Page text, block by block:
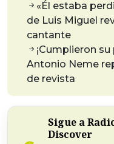
«Él estaba
de Luis Miguel
cantante
¡Cumplieron
Antonio Neme
de revista
Sigue a
Discover